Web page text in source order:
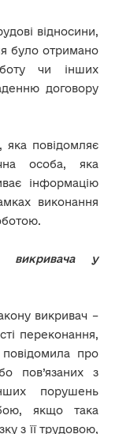
відносини,
було отримано
чи інших
договору
яка повідомляє
особа, яка
інформацію
виконання
викривача у
викривач –
переконання,
про
пов’язаних з
порушень
якщо така
з її трудовою,